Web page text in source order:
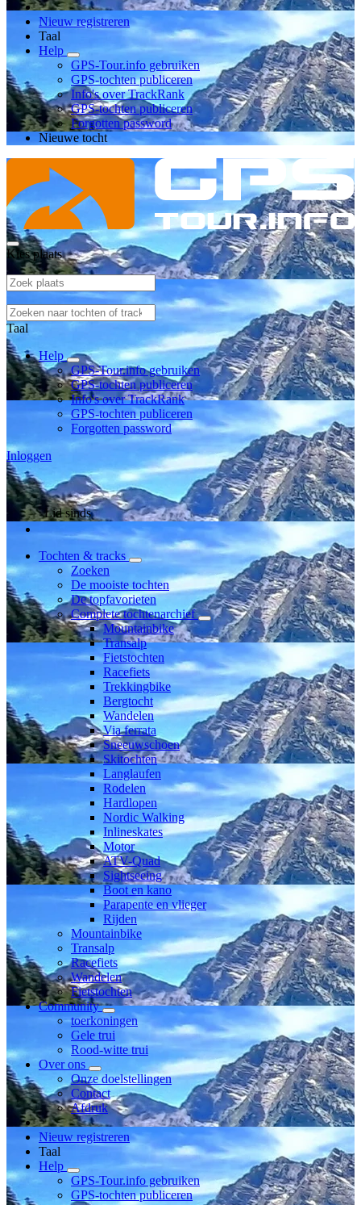
Nieuw registreren
Taal
Help
GPS-Tour.info gebruiken
GPS-tochten publiceren
Info's over TrackRank
GPS-tochten publiceren
Forgotten password
Nieuwe tocht
Kies plaats
Taal
Help
GPS-Tour.info gebruiken
GPS-tochten publiceren
Info's over TrackRank
GPS-tochten publiceren
Forgotten password
Inloggen
Lid sinds
Tochten & tracks
Zoeken
De mooiste tochten
De topfavorieten
Complete tochtenarchief
Mountainbike
Transalp
Fietstochten
Racefiets
Trekkingbike
Bergtocht
Wandelen
Via ferrata
Sneeuwschoen
Skitochten
Langlaufen
Rodelen
Hardlopen
Nordic Walking
Inlineskates
Motor
ATV-Quad
Sightseeing
Boot en kano
Parapente en vlieger
Rijden
Mountainbike
Transalp
Racefiets
Wandelen
Fietstochten
Community
toerkoningen
Gele trui
Rood-witte trui
Over ons
Onze doelstellingen
Contact
Afdruk
Nieuw registreren
Taal
Help
GPS-Tour.info gebruiken
GPS-tochten publiceren